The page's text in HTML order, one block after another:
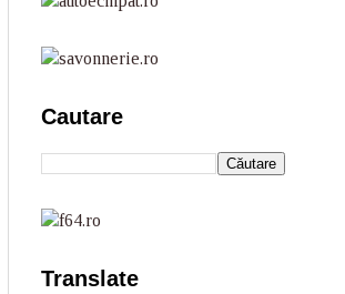
Cautare
Translate